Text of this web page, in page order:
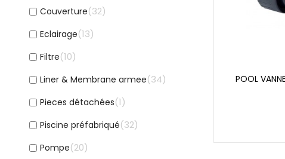
Couverture 32
Eclairage 13
Filtre 10
Liner & Membrane armee 34
Pieces détachées 1
Piscine préfabriqué 32
Pompe 20
POOL